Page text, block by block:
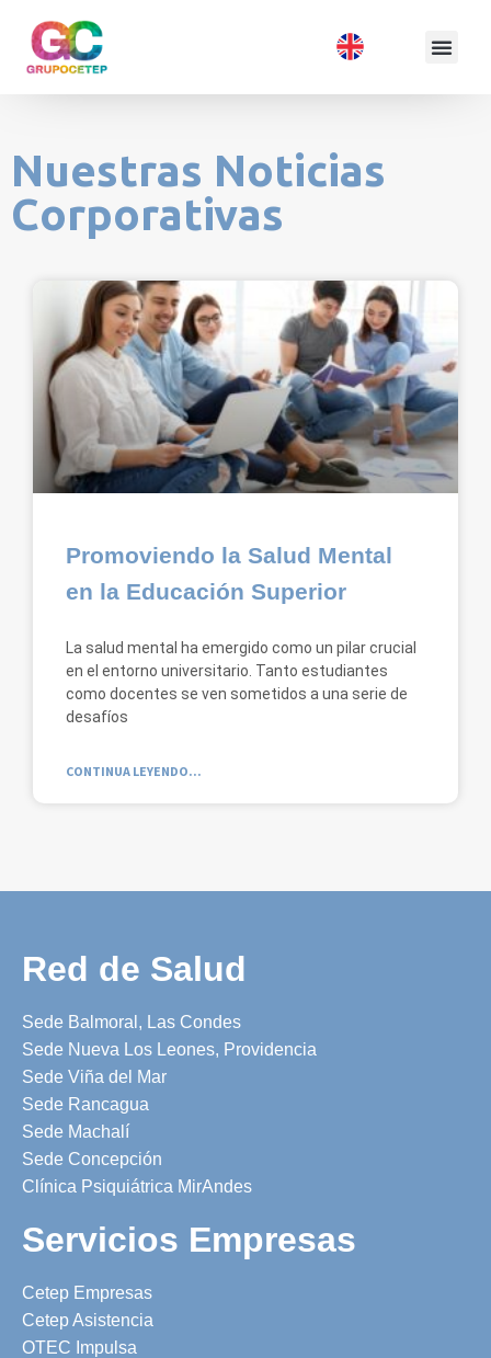
Nuestras Noticias
Corporativas
Promoviendo la Salud Mental
en la Educación Superior
La salud mental ha emergido como un pilar crucial
en el entorno universitario. Tanto estudiantes
como docentes se ven sometidos a una serie de
desafíos
CONTINUA LEYENDO...
Red de Salud
Sede Balmoral, Las Condes
Sede Nueva Los Leones, Providencia
Sede Viña del Mar
Sede Rancagua
Sede Machalí
Sede Concepción
Clínica Psiquiátrica MirAndes
Servicios Empresas
Cetep Empresas
Cetep Asistencia
OTEC Impulsa